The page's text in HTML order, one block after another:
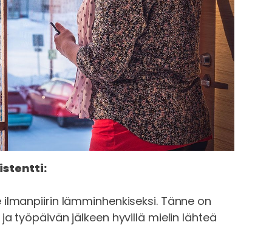
lämminhenkiseksi. Tänne on
työpäivän jälkeen hyvillä mielin lähteä